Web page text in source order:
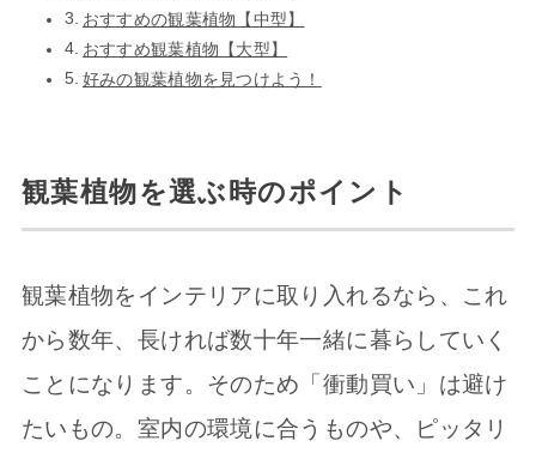
おすすめの観葉植物【中型】
おすすめ観葉植物【大型】
好みの観葉植物を見つけよう！
観葉植物を選ぶ時のポイント
観葉植物をインテリアに取り入れるなら、これ
から数年、長ければ数十年一緒に暮らしていく
ことになります。そのため「衝動買い」は避け
たいもの。室内の環境に合うものや、ピッタリ